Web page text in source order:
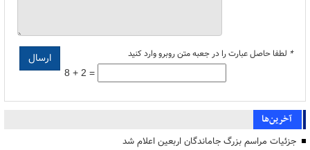
* لطفا حاصل عبارت را در جعبه متن روبرو وارد کنید
8 + 2 =
آخرین‌ها
جزئیات مراسم بزرگ جاماندگان اربعین اعلام شد